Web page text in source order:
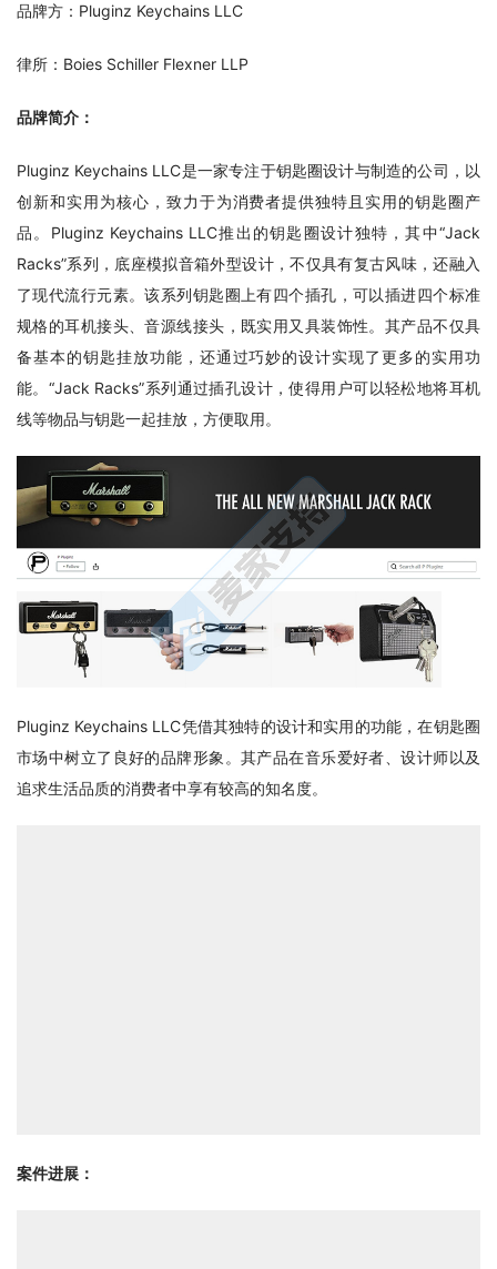
品牌方：Pluginz Keychains LLC
律所：Boies Schiller Flexner LLP
品牌简介：
Pluginz Keychains LLC是一家专注于钥匙圈设计与制造的公司，以
创新和实用为核心，致力于为消费者提供独特且实用的钥匙圈产
品。Pluginz Keychains LLC推出的钥匙圈设计独特，其中“Jack
Racks”系列，底座模拟音箱外型设计，不仅具有复古风味，还融入
了现代流行元素。该系列钥匙圈上有四个插孔，可以插进四个标准
规格的耳机接头、音源线接头，既实用又具装饰性。其产品不仅具
备基本的钥匙挂放功能，还通过巧妙的设计实现了更多的实用功
能。“Jack Racks”系列通过插孔设计，使得用户可以轻松地将耳机
线等物品与钥匙一起挂放，方便取用。
Pluginz Keychains LLC凭借其独特的设计和实用的功能，在钥匙圈
市场中树立了良好的品牌形象。其产品在音乐爱好者、设计师以及
追求生活品质的消费者中享有较高的知名度。
案件进展：